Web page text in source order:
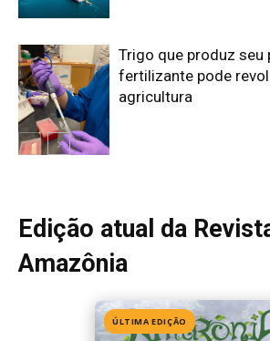
Edição 155· Julho 2026